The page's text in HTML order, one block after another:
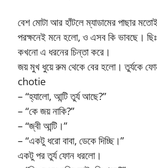
বেশ মোটা আর হাঁটলে ম্যাডামের পাছার
পরক্ষনেই মনে হলো, ও এসব কি ভাবছে। ছিঃ
কখনো এ ধরনের চিন্তা করে।
জয় মুখ ধুয়ে রুম থেকে বের হলো।
chotie
– “হ্যালো, আন্টি তুর্য আছে?”
– “কে জয় নাকি?”
– “জ্বী আন্টি।”
– “একটু ধরো বাবা, ডেকে দিচ্ছি।”
একটু পর তুর্য ফোন ধরলো।